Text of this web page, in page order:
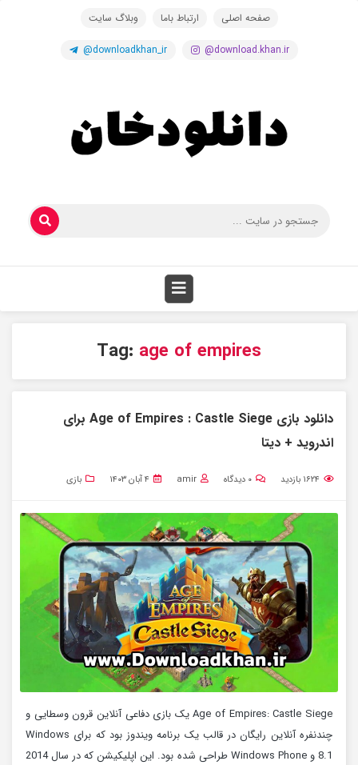
صفحه اصلی ارتباط باما وبلاگ سایت
@download.khan.ir
@downloadkhan_ir
Tag: age of empires
دانلود بازی Age of Empires : Castle Siege برای
اندروید + دیتا
۱۶۲۴ بازدید ۰ دیدگاه amir ۴ آبان ۱۴۰۳ بازی
Age of Empires: Castle Siege یک بازی دفاعی آنلاین قرون وسطایی و
چندنفره آنلاین رایگان در قالب یک برنامه ویندوز بود که برای Windows
8.1 و Windows Phone طراحی شده بود. این اپلیکیشن که در سال 2014